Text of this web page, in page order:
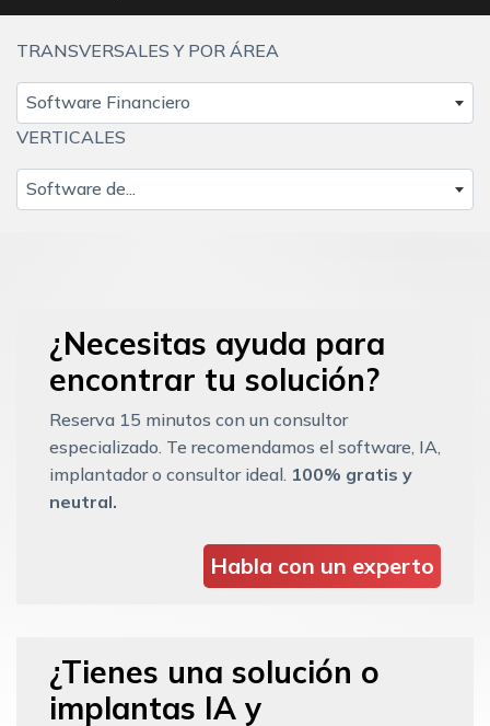
TRANSVERSALES Y POR ÁREA
Software Financiero
VERTICALES
Software de...
¿Necesitas ayuda para
encontrar tu solución?
Reserva 15 minutos con un consultor
especializado. Te recomendamos el software, IA,
implantador o consultor ideal. 100% gratis y
neutral.
Habla con un experto
¿Tienes una solución o
implantas IA y